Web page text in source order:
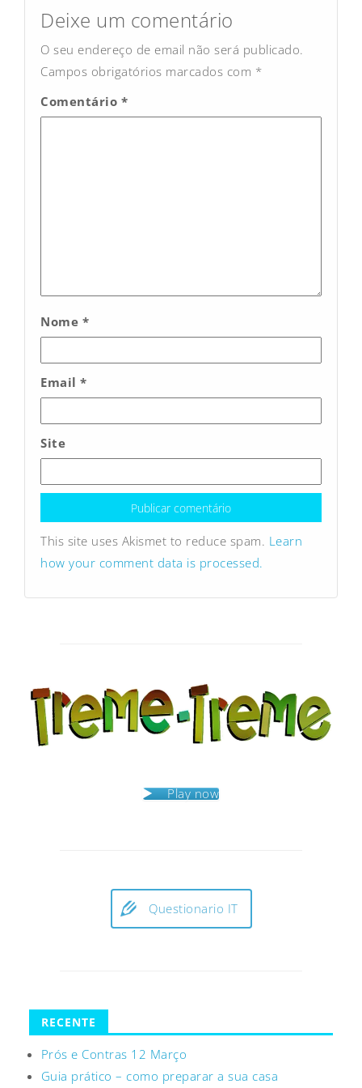
Deixe um comentário
O seu endereço de email não será publicado.
Campos obrigatórios marcados com *
Comentário *
Nome *
Email *
Site
This site uses Akismet to reduce spam. Learn
how your comment data is processed.
Play now
Questionario IT
RECENTE
Prós e Contras 12 Março
Guia prático – como preparar a sua casa